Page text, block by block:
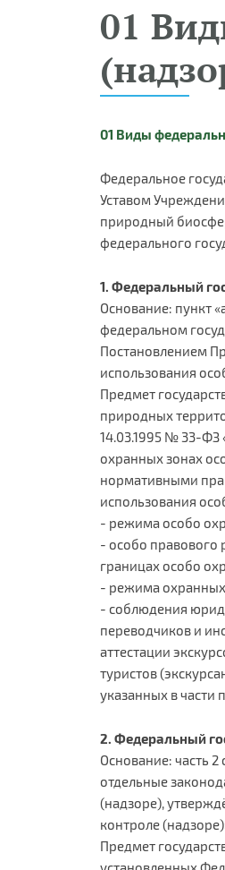
01
01 Виды
Федеральное
Уставом
природный
федерального
1. Федеральный
Основание: пункт
федеральном
Постановлением
использования
Предмет
природных
14.03.1995 № 33-
охранных зонах
нормативными
использования
- режима особо
- особо правового
границах особо
- режима
- соблюдения
переводчиков и
аттестации
туристов
указанных в части
2. Федеральный
Основание: часть
отдельные
(надзоре),
контроле
Предмет